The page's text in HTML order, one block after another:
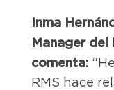
Inma
Manager
comenta:
RMS hace